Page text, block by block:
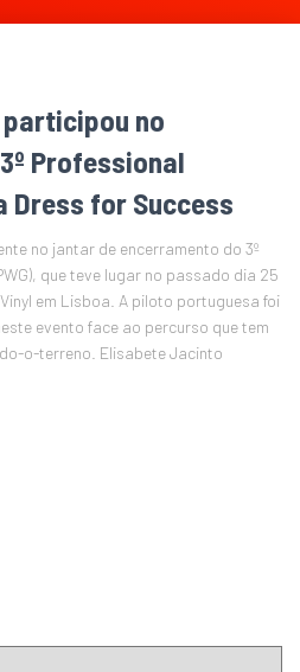
no
Professional
Dress for Success
no jantar de encerramento do 3º
que teve lugar no passado dia 25
em Lisboa. A piloto portuguesa foi
evento face ao percurso que tem
o-terreno. Elisabete Jacinto